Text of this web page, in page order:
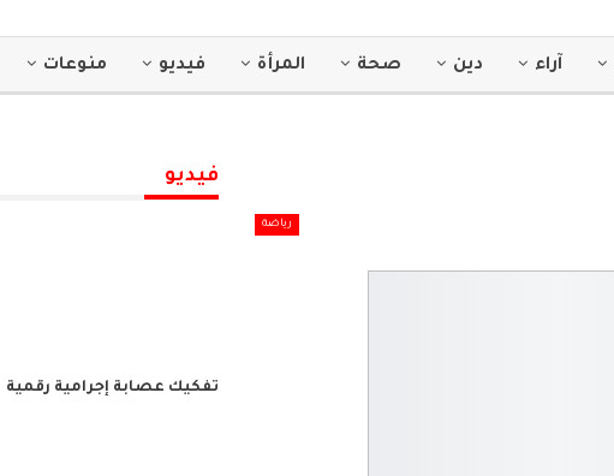
آراء دين صحة المرأة فيديو منوعات
رياضة
فيديو
تفكيك عصابة إجرامية رقمية